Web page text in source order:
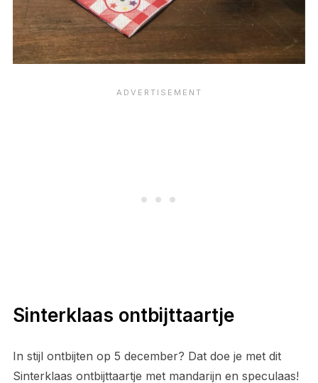
Sinterklaas ontbijttaartje
In stijl ontbijten op 5 december? Dat doe je met dit
Sinterklaas ontbijttaartje met mandarijn en speculaas!